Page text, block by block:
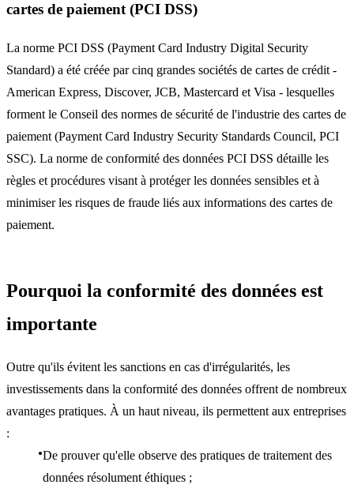
cartes de paiement (PCI DSS)
La norme PCI DSS (Payment Card Industry Digital Security
Standard) a été créée par cinq grandes sociétés de cartes de crédit -
American Express, Discover, JCB, Mastercard et Visa - lesquelles
forment le Conseil des normes de sécurité de l'industrie des cartes de
paiement (Payment Card Industry Security Standards Council, PCI
SSC). La norme de conformité des données PCI DSS détaille les
règles et procédures visant à protéger les données sensibles et à
minimiser les risques de fraude liés aux informations des cartes de
paiement.
Pourquoi la conformité des données est
importante
Outre qu'ils évitent les sanctions en cas d'irrégularités, les
investissements dans la conformité des données offrent de nombreux
avantages pratiques. À un haut niveau, ils permettent aux entreprises
:
De prouver qu'elle observe des pratiques de traitement des
données résolument éthiques ;